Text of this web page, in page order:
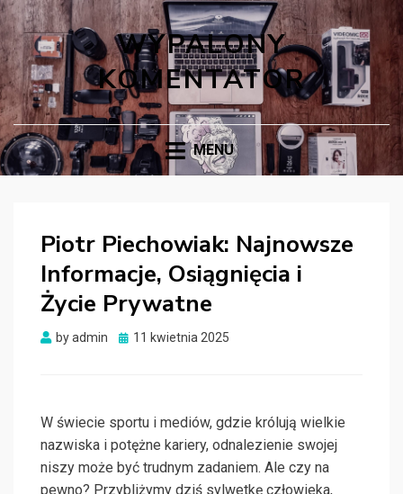
WYPALONY
KOMENTATOR
MENU
Piotr Piechowiak: Najnowsze
Informacje, Osiągnięcia i
Życie Prywatne
byadmin
Posted
11 kwietnia 2025
W świecie sportu i mediów, gdzie królują wielkie
nazwiska i potężne kariery, odnalezienie swojej
niszy może być trudnym zadaniem. Ale czy na
pewno? Przybliżymy dziś sylwetkę człowieka,